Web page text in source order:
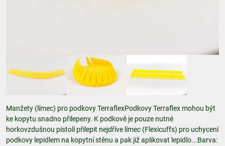
Manžety (límec) pro podkovy TerraflexPodkovy Terraflex mohou být
ke kopytu snadno přilepeny. K podkově je pouze nutné
horkovzdušnou pistolí přilepit nejdříve límec (Flexicuffs) pro uchycení
podkovy lepidlem na kopytní stěnu a pak již aplikovat lepidlo...Barva: